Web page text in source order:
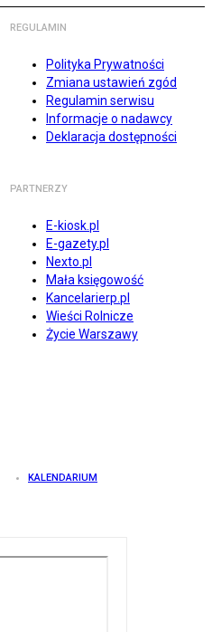
REGULAMIN
Polityka Prywatności
Zmiana ustawień zgód
Regulamin serwisu
Informacje o nadawcy
Deklaracja dostępności
PARTNERZY
E-kiosk.pl
E-gazety.pl
Nexto.pl
Mała księgowość
Kancelarierp.pl
Wieści Rolnicze
Życie Warszawy
KALENDARIUM